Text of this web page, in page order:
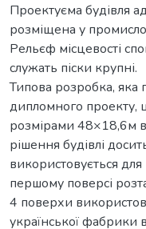
Проектуєма будівля
розміщена у
Рельєф місцевості
служать піски крупні.
Типова розробка, яка
дипломного проекту,
розмірами 48×18,6м
рішення будівлі
використовується
першому поверсі
4 поверхи
української фабрики